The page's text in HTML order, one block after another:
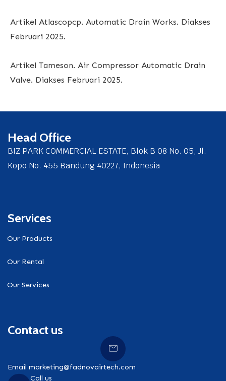
Artikel Atlascopcp. Automatic Drain Works. Diakses
Februari 2025.
Artikel Tameson. Air Compressor Automatic Drain
Valve. Diakses Februari 2025.
Head Office
BIZ PARK COMMERCIAL ESTATE, Blok B 08 No. 05, Jl.
Kopo No. 455 Bandung 40227, Indonesia
Services
Our Products
Our Rental
Our Services
Contact us
Email marketing@fadnovairtech.com
Call us